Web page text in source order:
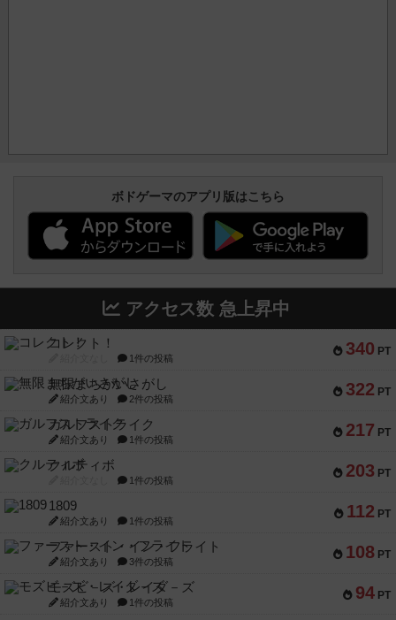
ボドゲーマのアプリ版はこちら
アクセス数 急上昇中
340 PT
コレクト！
1件の投稿
322 PT
無限まちがいさがし
紹介文あり 2件の投稿
217 PT
ガルフストライク
紹介文あり 1件の投稿
203 PT
クルティボ
1件の投稿
112 PT
1809
紹介文あり 1件の投稿
108 PT
ファースト・イン・フライト
紹介文あり 3件の投稿
94 PT
モズビ－ズ・レイダ－ズ
紹介文あり 1件の投稿